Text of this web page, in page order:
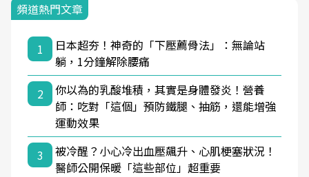
頻道熱門文章
1
日本超夯！神奇的「下壓薦骨法」：無論站
躺，1分鐘解除腰痛
2
你以為的乳酸堆積，其實是身體發炎！營養
師：吃對「這個」預防鐵腿、抽筋，還能增強
運動效果
3
被冷醒？小心冷出血壓飆升、心肌梗塞狀況！
醫師公開保暖「這些部位」超重要